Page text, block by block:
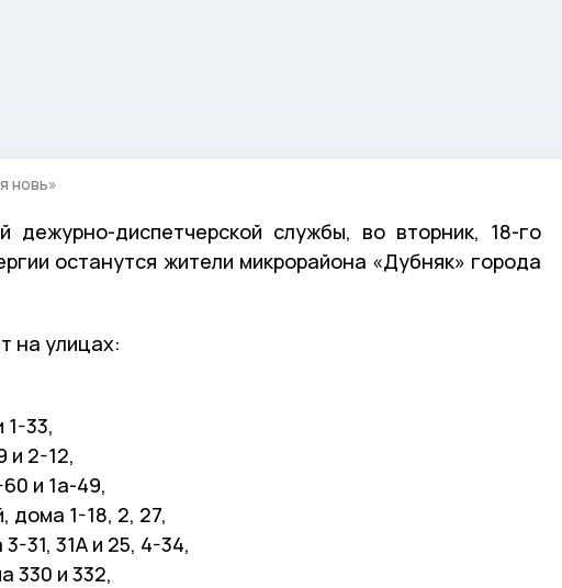
новь»
дежурно-диспетчерской службы, во вторник, 18-го
останутся жители микрорайона «Дубняк» города
на улицах:
33,
и 2-12,
и 1а-49,
дома 1-18, 2, 27,
31, 31А и 25, 4-34,
330 и 332,